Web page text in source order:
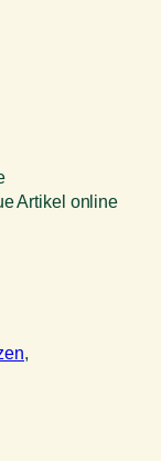
Artikel online